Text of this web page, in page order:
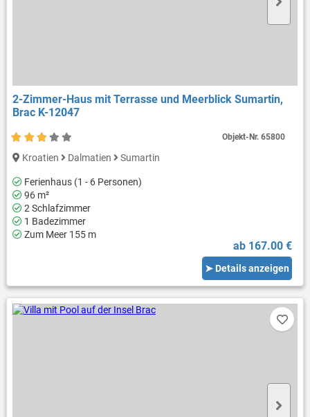
2-Zimmer-Haus mit Terrasse und Meerblick Sumartin,
Brac K-12047
Kroatien Dalmatien Sumartin
Ferienhaus (1 - 6 Personen)
96 m²
2 Schlafzimmer
1 Badezimmer
Zum Meer 155 m
ab 167.00 €
➤ Details anzeigen
Objekt-Nr.65800